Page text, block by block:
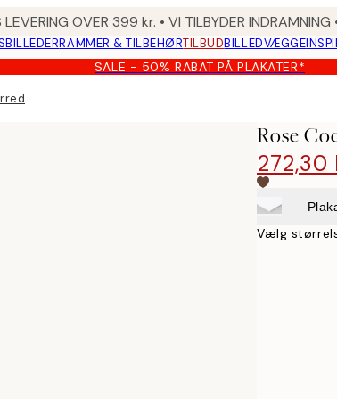
LEVERING OVER 399 kr. • VI TILBYDER
RAMMER & TILBEHØRTILBUDBILLEDVÆGGE
SALE - 50% RABAT PÅ PLAKATER*
Rose
272,30
Vælg